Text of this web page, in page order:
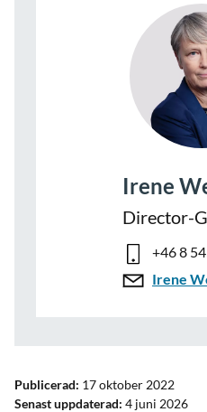
Irene
Director-
+46 8
Irene
Publicerad: 17 oktober 2022
Senast uppdaterad: 4 juni 2026